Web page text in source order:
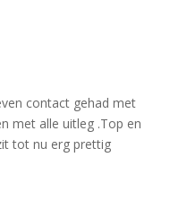
contact gehad met
met alle uitleg .Top en
tot nu erg prettig